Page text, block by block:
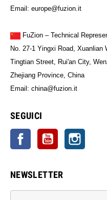
Email: europe@fuzion.it
FuZion – Technical
No. 27-1 Yingxi Road, Xuanlian
Tingtian Street, Rui'an City,
Zhejiang Province, China
Email: china@fuzion.it
SEGUICI
Facebook YouTube
NEWSLETTER